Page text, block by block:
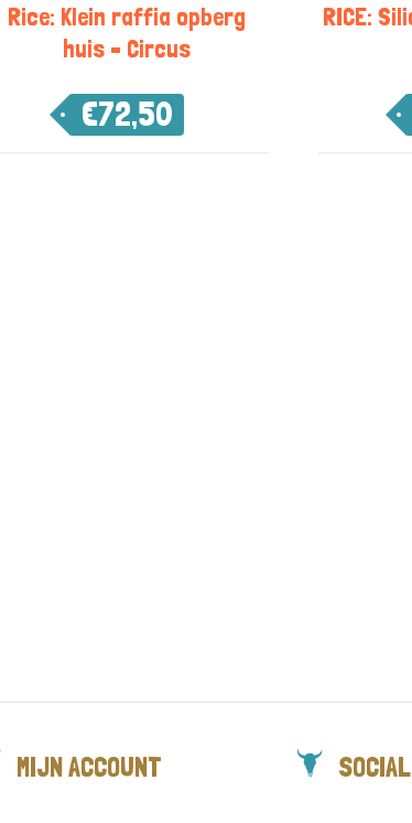
Rice: Klein raffia opberg
huis – Circus
€72,50
RICE:
MIJN ACCOUNT